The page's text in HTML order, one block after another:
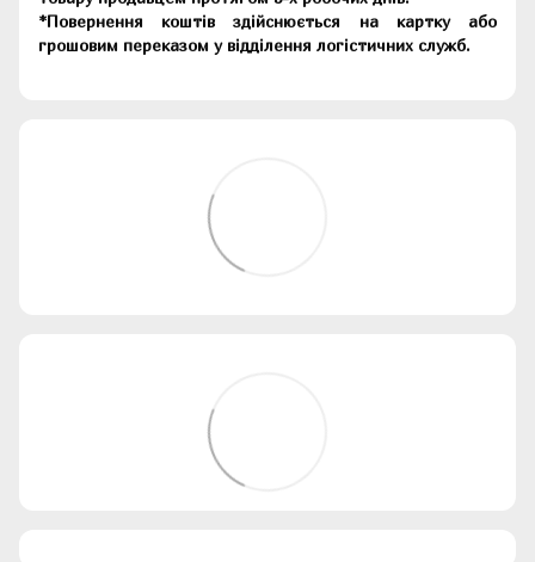
*Повернення коштів здійснюється на картку або
грошовим переказом у відділення логістичних служб.